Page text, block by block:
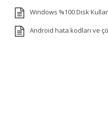
Windows %100 Disk
Android hata kodları ve